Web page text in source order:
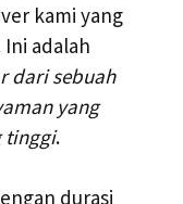
kami yang
adalah
dari sebuah
yang
tinggi.
durasi